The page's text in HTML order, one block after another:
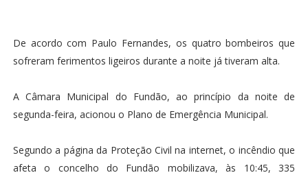
De acordo com Paulo Fernandes, os quatro bombeiros que
sofreram ferimentos ligeiros durante a noite já tiveram alta.
A Câmara Municipal do Fundão, ao princípio da noite de
segunda-feira, acionou o Plano de Emergência Municipal.
Segundo a página da Proteção Civil na internet, o incêndio que
afeta o concelho do Fundão mobilizava, às 10:45, 335